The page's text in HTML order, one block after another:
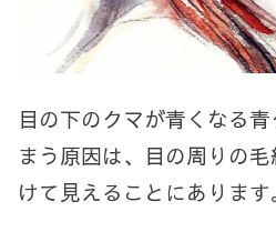
目の下のクマが青くなる
まう原因は、目の周りの
けて見えることにあります